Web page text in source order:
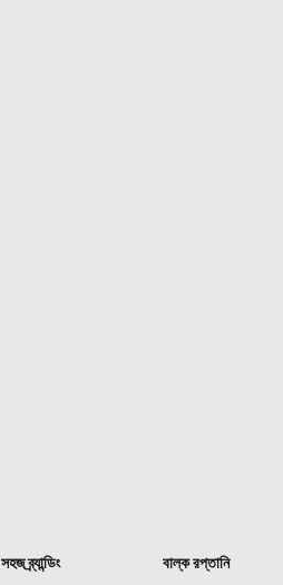
সহজ ব্র্যান্ডিং বাল্ক রপ্তানি